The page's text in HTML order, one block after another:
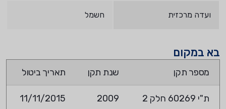
ועדה מרכזית חשמל
בא במקום
מספר תקן שנת תקן תאריך ביטול
ת"י 60269 חלק 2 2009
11/11/2015